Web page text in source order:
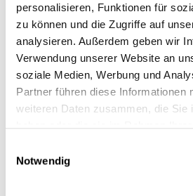
personalisieren, Funktionen für
zu können und die Zugriffe auf
analysieren. Außerdem geben wir
Verwendung unserer Website an
soziale Medien, Werbung und
Partner führen diese Informationen
weiteren Daten zusammen, die Sie
haben oder die sie im Rahmen
Notwendig
Nehmen SieKontaktauf.